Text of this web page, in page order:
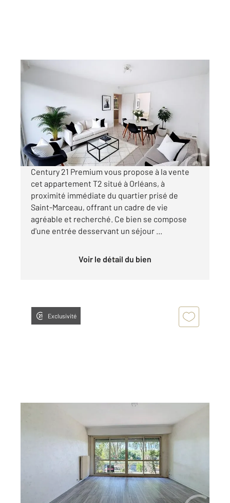
39,14 m
Ref : 9014
Appartement F2 à vendre
99 000 €
Visiter le site dédié
Century 21 Premium vous propose à la vente
cet appartement T2 situé à Orléans, à
proximité immédiate du quartier prisé de
Saint-Marceau, offrant un cadre de vie
agréable et recherché. Ce bien se compose
d'une entrée desservant un séjour ...
Voir le détail du bien
Exclusivité
, 1 pièce
Appartement F1 à vendre
79 000 €
Visiter le site dédié